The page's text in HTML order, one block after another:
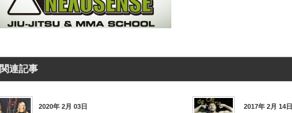
関連記事
2020年 2月 03日
2017年 2月 14日